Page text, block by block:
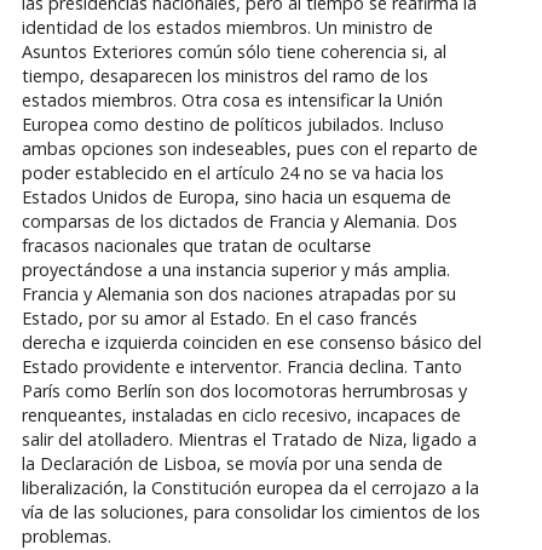
identidad de los estados miembros. Un ministro de
Asuntos Exteriores común sólo tiene coherencia si, al
tiempo, desaparecen los ministros del ramo de los
estados miembros. Otra cosa es intensificar la Unión
Europea como destino de políticos jubilados. Incluso
ambas opciones son indeseables, pues con el reparto de
poder establecido en el artículo 24 no se va hacia los
Estados Unidos de Europa, sino hacia un esquema de
comparsas de los dictados de Francia y Alemania. Dos
fracasos nacionales que tratan de ocultarse
proyectándose a una instancia superior y más amplia.
Francia y Alemania son dos naciones atrapadas por su
Estado, por su amor al Estado. En el caso francés
derecha e izquierda coinciden en ese consenso básico del
Estado providente e interventor. Francia declina. Tanto
París como Berlín son dos locomotoras herrumbrosas y
renqueantes, instaladas en ciclo recesivo, incapaces de
salir del atolladero. Mientras el Tratado de Niza, ligado a
la Declaración de Lisboa, se movía por una senda de
liberalización, la Constitución europea da el cerrojazo a la
vía de las soluciones, para consolidar los cimientos de los
problemas.